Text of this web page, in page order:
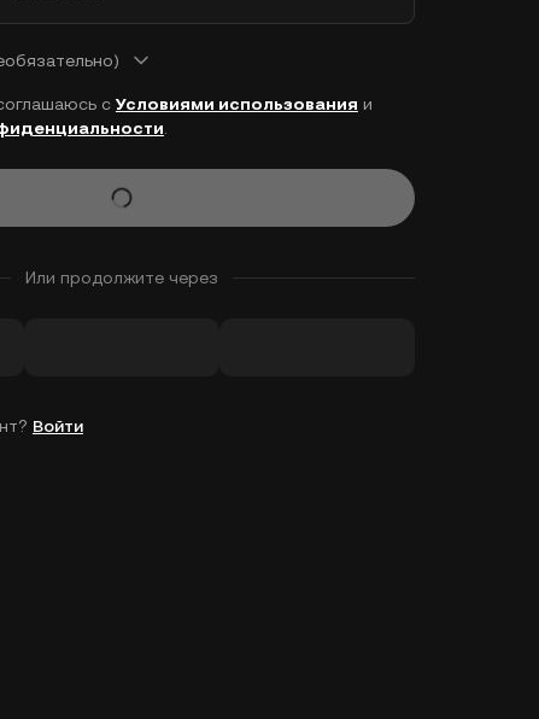
с Условиями использования и
Или продолжите через
Войти